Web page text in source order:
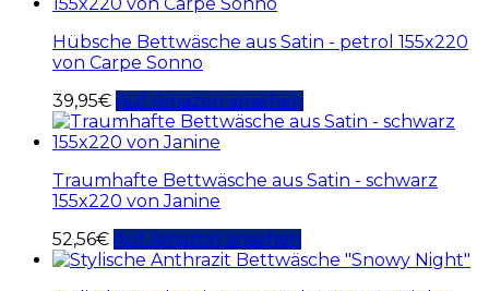
Hübsche Bettwäsche aus Satin - petrol 155x220
von Carpe Sonno
39,95€ Auf Amazon ansehen
Traumhafte Bettwäsche aus Satin - schwarz
155x220 von Janine
52,56€ Auf Amazon ansehen